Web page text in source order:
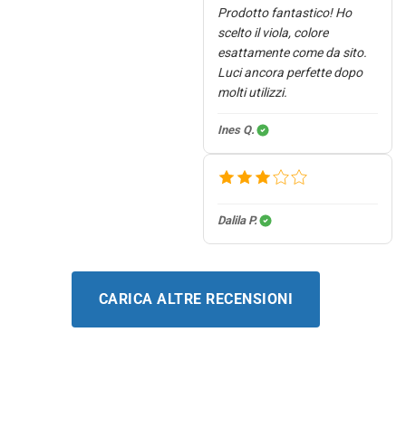
Prodotto fantastico! Ho
scelto il viola, colore
esattamente come da sito.
Luci ancora perfette dopo
molti utilizzi.
Ines Q.
Dalila P.
CARICA ALTRE RECENSIONI